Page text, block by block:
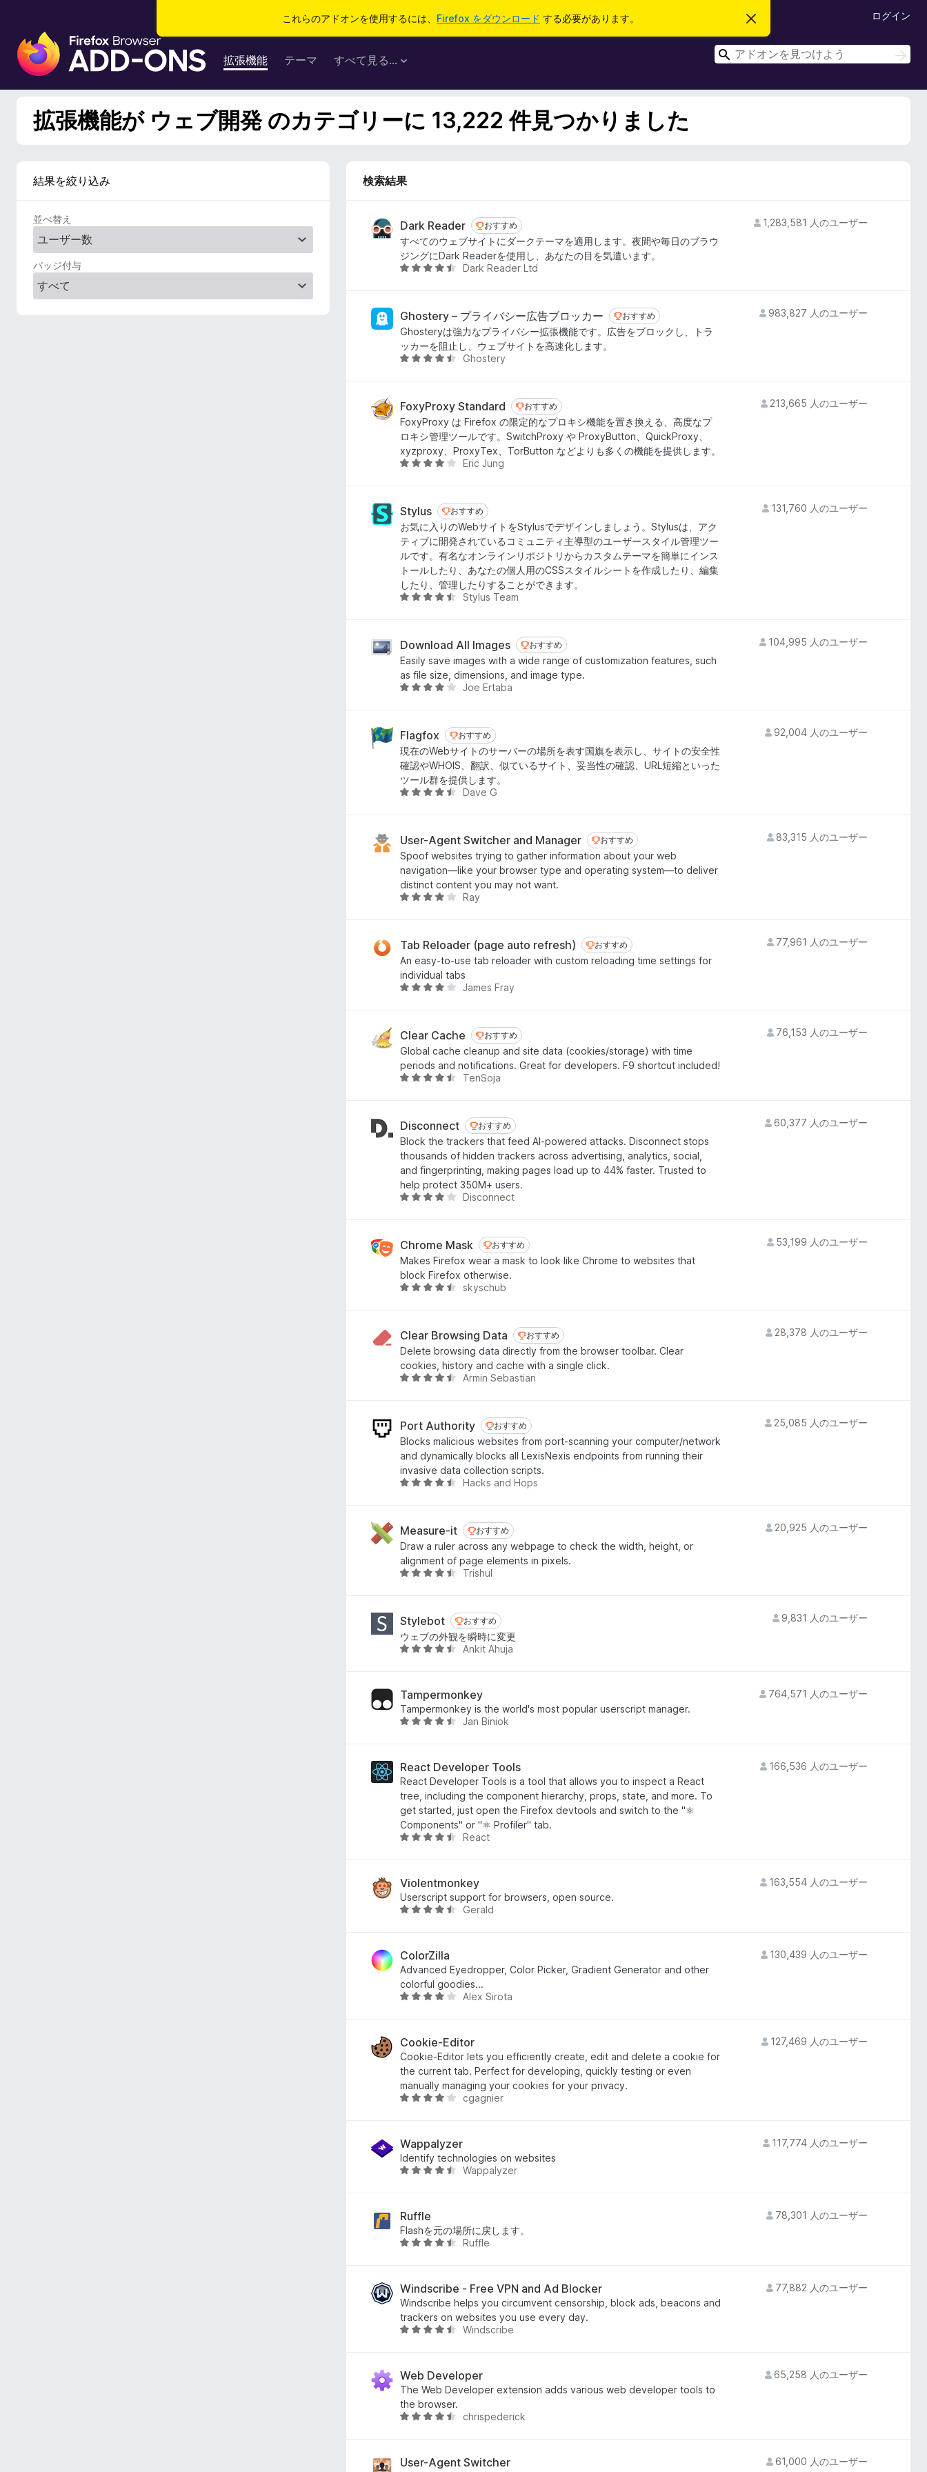
これらのアドオンを使用するには、 Firefox をダウンロード する必要があります。
こ
お
知
ら
F
i
e
拡張機能 テーマ すべて見る...
ログイン
検
検
索
拡張機能が ウェブ開発 のカテゴリーに 13,222 件見つかりました
結果を絞り込み
並べ替え
バッジ付与
検索結果
Dark Reader おすすめ
おすすめ
すべてのウェブサイトにダークテーマを適用します。夜間や毎日のブラウ
ジングにDark Readerを使用し、あなたの目を気遣います。
5
中
4
5
価
Dark Reader Ltd
1,283,581 人のユーザー
Ghostery – プライバシー広告ブロッカー おすすめ
おすすめ
Ghosteryは強力なプライバシー拡張機能です。広告をブロックし、トラ
ッカーを阻止し、ウェブサイトを高速化します。
5
中
4
.
4
の
Ghostery
983,827 人のユーザー
FoxyProxy Standard おすすめ
おすすめ
FoxyProxy は Firefox の限定的なプロキシ機能を置き換える、高度なプ
ロキシ管理ツールです。SwitchProxy や ProxyButton、QuickProxy、
xyzproxy、ProxyTex、TorButton などよりも多くの機能を提供します。
5
中
4
の
評
価
Eric Jung
213,665 人のユーザー
Stylus おすすめ
おすすめ
お気に入りのWebサイトをStylusでデザインしましょう。Stylusは、アク
ティブに開発されているコミュニティ主導型のユーザースタイル管理ツー
ルです。有名なオンラインリポジトリからカスタムテーマを簡単にインス
トールしたり、あなたの個人用のCSSスタイルシートを作成したり、編集
したり、管理したりすることができます。
5
中
4
.
7
価
Stylus Team
131,760 人のユーザー
Download All Images おすすめ
おすすめ
Easily save images with a wide range of customization features, such
as file size, dimensions, and image type.
5
中
3
.
9
の
Joe Ertaba
104,995 人のユーザー
Flagfox おすすめ
おすすめ
現在のWebサイトのサーバーの場所を表す国旗を表示し、サイトの安全性
確認やWHOIS、翻訳、似ているサイト、妥当性の確認、URL短縮といった
ツール群を提供します。
5
中
4
.
6
の
Dave G
92,004 人のユーザー
User-Agent Switcher and Manager おすすめ
おすすめ
Spoof websites trying to gather information about your web
navigation—like your browser type and operating system—to deliver
distinct content you may not want.
5
中
4
.
1
価
Ray
83,315 人のユーザー
Tab Reloader (page auto refresh) おすすめ
おすすめ
An easy-to-use tab reloader with custom reloading time settings for
individual tabs
5
中
4
.
1
価
James Fray
77,961 人のユーザー
Clear Cache おすすめ
おすすめ
Global cache cleanup and site data (cookies/storage) with time
periods and notifications. Great for developers. F9 shortcut included!
5
中
4
.
3
の
評
TenSoja
76,153 人のユーザー
Disconnect おすすめ
おすすめ
Block the trackers that feed AI-powered attacks. Disconnect stops
thousands of hidden trackers across advertising, analytics, social,
and fingerprinting, making pages load up to 44% faster. Trusted to
help protect 350M+ users.
5
中
4
.
1
価
Disconnect
60,377 人のユーザー
Chrome Mask おすすめ
おすすめ
Makes Firefox wear a mask to look like Chrome to websites that
block Firefox otherwise.
5
中
4
.
5
価
skyschub
53,199 人のユーザー
Clear Browsing Data おすすめ
おすすめ
Delete browsing data directly from the browser toolbar. Clear
cookies, history and cache with a single click.
5
中
4
.
3
の
Armin Sebastian
28,378 人のユーザー
Port Authority おすすめ
おすすめ
Blocks malicious websites from port-scanning your computer/network
and dynamically blocks all LexisNexis endpoints from running their
invasive data collection scripts.
5
中
4
.
6
価
Hacks and Hops
25,085 人のユーザー
Measure-it おすすめ
おすすめ
Draw a ruler across any webpage to check the width, height, or
alignment of page elements in pixels.
5
中
4
.
評
価
Trishul
20,925 人のユーザー
Stylebot おすすめ
おすすめ
ウェブの外観を瞬時に変更
5
中
4
.
評
価
Ankit Ahuja
9,831 人のユーザー
Tampermonkey
Tampermonkey is the world's most popular userscript manager.
5
中
4
.
7
の
評
Jan Biniok
764,571 人のユーザー
React Developer Tools
React Developer Tools is a tool that allows you to inspect a React
tree, including the component hierarchy, props, state, and more. To
get started, just open the Firefox devtools and switch to the "⚛️
Components" or "⚛️ Profiler" tab.
5
中
4
.
評
価
React
166,536 人のユーザー
Violentmonkey
Userscript support for browsers, open source.
5
中
4
.
7
価
Gerald
163,554 人のユーザー
ColorZilla
Advanced Eyedropper, Color Picker, Gradient Generator and other
colorful goodies...
5
中
4
.
1
の
Alex Sirota
130,439 人のユーザー
Cookie-Editor
Cookie-Editor lets you efficiently create, edit and delete a cookie for
the current tab. Perfect for developing, quickly testing or even
manually managing your cookies for your privacy.
5
中
4
.
評
価
cgagnier
127,469 人のユーザー
Wappalyzer
Identify technologies on websites
5
中
4
.
評
価
Wappalyzer
117,774 人のユーザー
Ruffle
Flashを元の場所に戻します。
5
中
4
.
6
価
Ruffle
78,301 人のユーザー
Windscribe - Free VPN and Ad Blocker
Windscribe helps you circumvent censorship, block ads, beacons and
trackers on websites you use every day.
5
中
4
.
5
価
Windscribe
77,882 人のユーザー
Web Developer
The Web Developer extension adds various web developer tools to
the browser.
5
中
chrispederick
65,258 人のユーザー
User-Agent Switcher 61,000 人のユーザー